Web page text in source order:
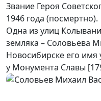
Звание Героя
1946 года (посмертно).
Одна из улиц
земляка – Соловьева
Новосибирске его имя
у Монумента Славы
Герой Советского